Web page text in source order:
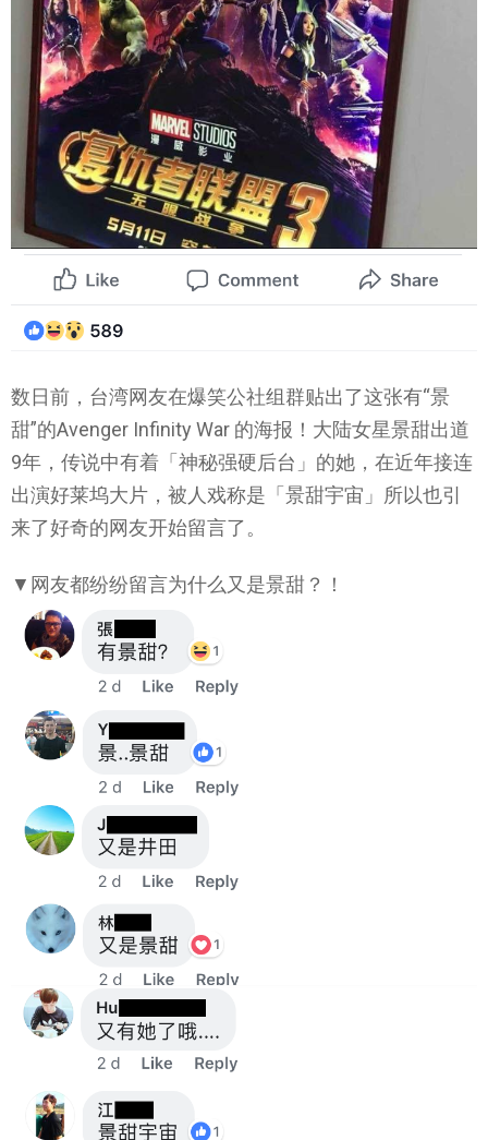
数日前，台湾网友在爆笑公社组群贴出了这张有“景
甜”的Avenger Infinity War 的海报！大陆女星景甜出道
9年，传说中有着「神秘强硬后台」的她，在近年接连
出演好莱坞大片，被人戏称是「景甜宇宙」所以也引
来了好奇的网友开始留言了。
▼网友都纷纷留言为什么又是景甜？！